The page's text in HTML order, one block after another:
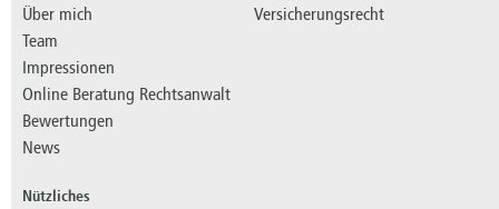
Über mich
Team
Impressionen
Online Beratung Rechtsanwalt
Bewertungen
News
Versicherungsrecht
Nützliches